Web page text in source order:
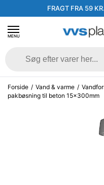
FRAGT FRA 59
MENU
Forside / Vand & varme /
pakbøsning til beton 15x300mm